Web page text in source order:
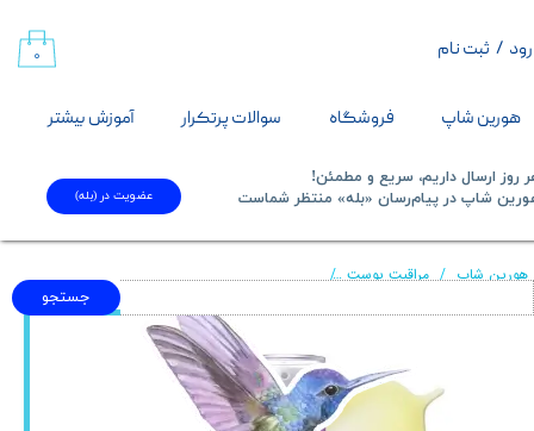
هورین شاپ فروشگاه سوالات پرتکرار آموزش بیشتر
/ ثبت نام
حساب کاربری من
تغییر گذر واژه
خروج از حساب کاربری
۰
جستجو
روز ارسال داریم، سریع و مطمئن!
شاپ در پیام‌رسان «بله» منتظر شماست​​​​​​​
عضویت در (بله)
هورین شاپ مراقبت پوست سرم تقویت کننده رتینول و NMN ضد چروک و جوانساز مدی کیوب